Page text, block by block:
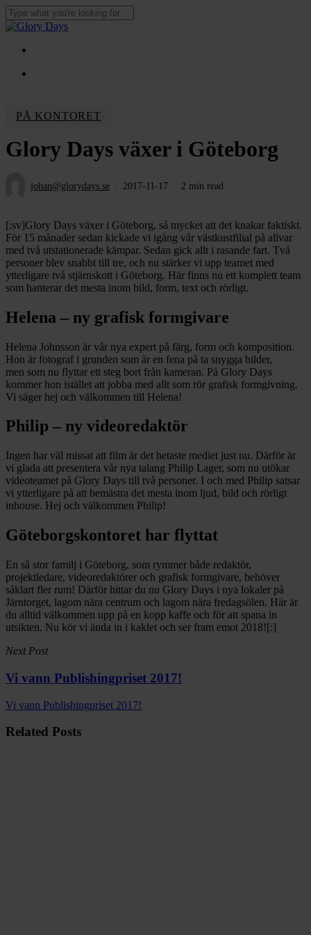
Skip
to
content
Close
Menu
PÅ KONTORET
Glory Days växer i Göteborg
johan@glorydays.se 2017-11-17 2 min read
[:sv]Glory Days växer i Göteborg, så mycket att det knakar faktiskt.
För 15 månader sedan kickade vi igång vår västkustfilial på allvar
med två utstationerade kämpar. Sedan gick allt i rasande fart. Två
personer blev snabbt till tre, och nu stärker vi upp teamet med
ytterligare två stjärnskott i Göteborg. Här finns nu ett komplett team
som hanterar det mesta inom bild, form, text och rörligt.
Helena – ny grafisk formgivare
Helena Johnsson är vår nya expert på färg, form och komposition.
Hon är fotograf i grunden som är en fena på ta snygga bilder,
men som nu flyttar ett steg bort från kameran. På Glory Days
kommer hon istället att jobba med allt som rör grafisk formgivning.
Vi säger hej och välkommen till Helena!
Philip – ny videoredaktör
Ingen har väl missat att film är det hetaste mediet just nu. Därför är
vi glada att presentera vår nya talang Philip Lager, som nu utökar
videoteamet på Glory Days till två personer. I och med Philip satsar
vi ytterligare på att bemästra det mesta inom ljud, bild och rörligt
inhouse. Hej och välkommen Philip!
Göteborgskontoret har flyttat
En så stor familj i Göteborg, som rymmer både redaktör,
projektledare, videoredaktörer och grafisk formgivare, behöver
såklart fler rum! Därför hittar du nu Glory Days i nya lokaler på
Järntorget, lagom nära centrum och lagom nära fredagsölen. Här är
du alltid välkommen upp på en kopp kaffe och för att spana in
utsikten. Nu kör vi ända in i kaklet och ser fram emot 2018![:]
Next Post
Vi vann Publishingpriset 2017!
Vi vann Publishingpriset 2017!
Related Posts